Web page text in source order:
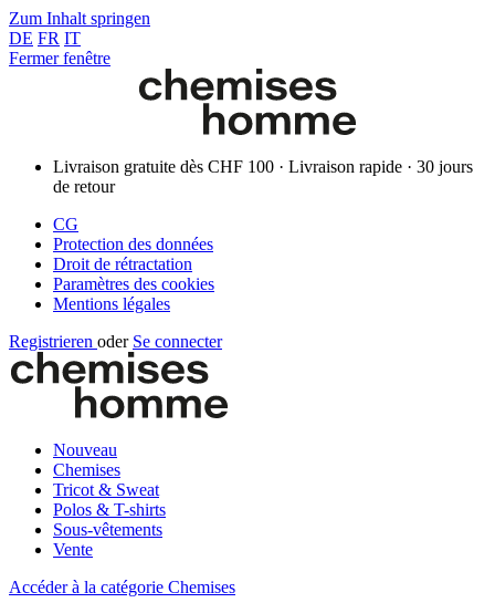
Zum Inhalt springen
DE FR IT
Fermer fenêtre
Livraison gratuite dès CHF 100 · Livraison rapide · 30 jours
de retour
CG
Protection des données
Droit de rétractation
Paramètres des cookies
Mentions légales
Registrieren oder Se connecter
Nouveau
Chemises
Tricot & Sweat
Polos & T-shirts
Sous-vêtements
Vente
Accéder à la catégorie Chemises